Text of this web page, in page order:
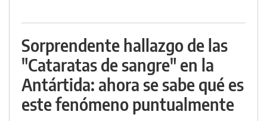
Sorprendente hallazgo de las
"Cataratas de sangre" en la
Antártida: ahora se sabe qué es
este fenómeno puntualmente